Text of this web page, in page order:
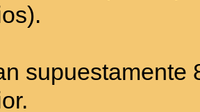
supuestamente